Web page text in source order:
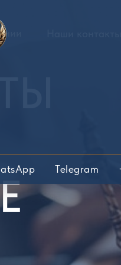
Telegram